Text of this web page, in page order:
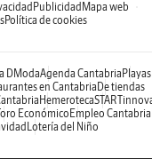
Publicidad Mapa web
Política de cookies
DModaAgenda Cantabria Playas
en Cantabria De tiendas
Hemeroteca
Económico Empleo Cantabria
Lotería del Niño